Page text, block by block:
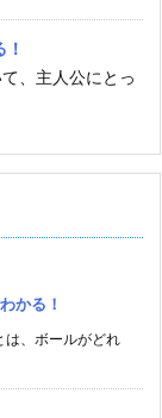
、主人公にとっ
かる！
は、ボールがどれ